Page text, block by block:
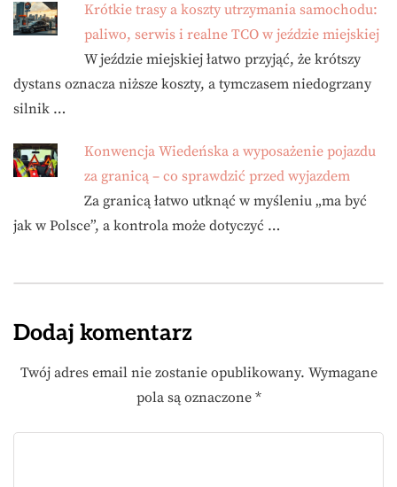
Krótkie trasy a koszty utrzymania samochodu:
paliwo, serwis i realne TCO w jeździe miejskiej
W jeździe miejskiej łatwo przyjąć, że krótszy
dystans oznacza niższe koszty, a tymczasem niedogrzany
silnik …
Konwencja Wiedeńska a wyposażenie pojazdu
za granicą – co sprawdzić przed wyjazdem
Za granicą łatwo utknąć w myśleniu „ma być
jak w Polsce”, a kontrola może dotyczyć …
Dodaj komentarz
Twój adres email nie zostanie opublikowany. Wymagane
pola są oznaczone *